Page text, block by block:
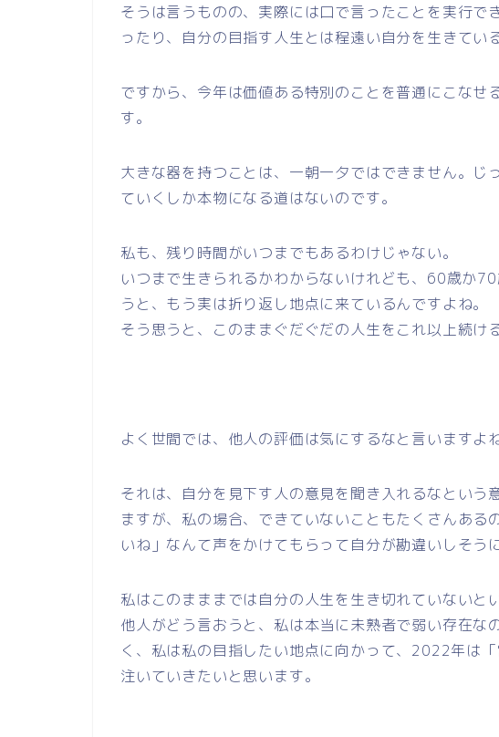
そうは言うものの、実際には口で言ったことを実行で
ったり、自分の目指す人生とは程遠い自分を生きてい
ですから、今年は価値ある特別のことを普通にこなせ
す。
大きな器を持つことは、一朝一夕ではできません。じ
ていくしか本物になる道はないのです。
私も、残り時間がいつまでもあるわけじゃない。
いつまで生きられるかわからないけれども、60歳か
うと、もう実は折り返し地点に来ているんですよね。
そう思うと、このままぐだぐだの人生をこれ以上続け
よく世間では、他人の評価は気にするなと言いますよね
それは、自分を見下す人の意見を聞き入れるなという
ますが、私の場合、できていないこともたくさんある
いね」なんて声をかけてもらって自分が勘違いしそう
私はこのまままでは自分の人生を生き切れていないと
他人がどう言おうと、私は本当に未熟者で弱い存在な
く、私は私の目指したい地点に向かって、2022年は
注いていきたいと思います。